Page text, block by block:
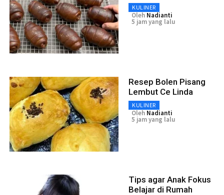
KULINER
Oleh Nadianti
5 jam yang lalu
Resep Bolen Pisang
Lembut Ce Linda
KULINER
Oleh Nadianti
5 jam yang lalu
Tips agar Anak Fokus
Belajar di Rumah